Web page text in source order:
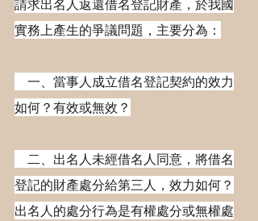
請求出名人返還借名登記財產，於我國
實務上產生的爭議問題，主要分為：
一、當事人成立借名登記契約的效力
如何？有效或無效？
二、出名人未經借名人同意，將借名
登記的財產處分給第三人，效力如何？
出名人的處分行為是有權處分或無權處